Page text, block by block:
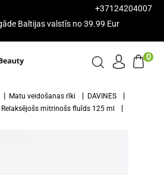
+37124204007
Baltijas valstīs no 39.99 Eur
0
Matu veidošanas rīki
DAVINES
mitrinošs fluīds 125 ml